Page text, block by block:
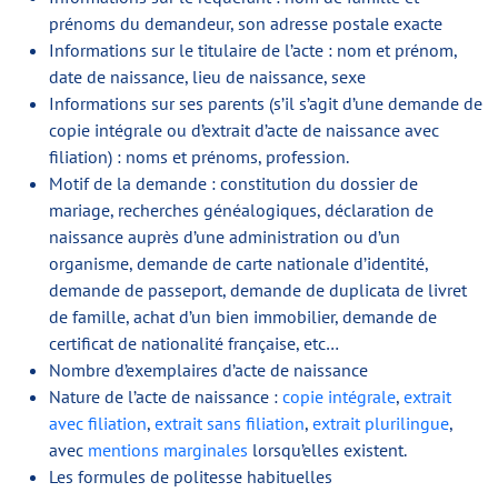
prénoms du demandeur, son adresse postale exacte
Informations sur le titulaire de l’acte : nom et prénom,
date de naissance, lieu de naissance, sexe
Informations sur ses parents (s’il s’agit d’une demande de
copie intégrale ou d’extrait d’acte de naissance avec
filiation) : noms et prénoms, profession.
Motif de la demande : constitution du dossier de
mariage, recherches généalogiques, déclaration de
naissance auprès d’une administration ou d’un
organisme, demande de carte nationale d’identité,
demande de passeport, demande de duplicata de livret
de famille, achat d’un bien immobilier, demande de
certificat de nationalité française, etc…
Nombre d’exemplaires d’acte de naissance
Nature de l’acte de naissance : copie intégrale, extrait
avec filiation, extrait sans filiation, extrait plurilingue,
avec mentions marginales lorsqu’elles existent.
Les formules de politesse habituelles